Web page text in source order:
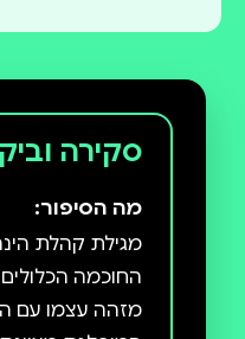
סקירה
מה הסיפור:
מגילת קהלת
החוכמה
מזהה עצמו עם